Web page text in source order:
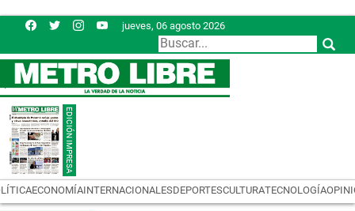
jueves, 06 agosto 2026
ECONOMÍAINTERNACIONALESDEPORTESCULTURATECNOLOGÍA